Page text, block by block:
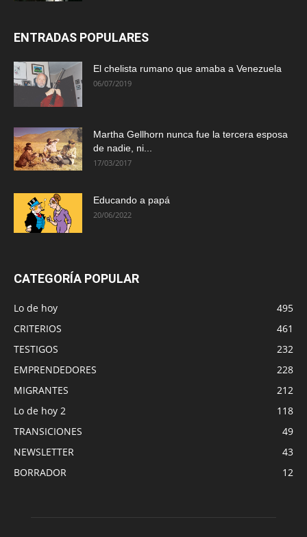
ENTRADAS POPULARES
El chelista rumano que amaba a Venezuela
06/07/2019
Martha Gellhorn nunca fue la tercera esposa
de nadie, ni...
17/03/2017
Educando a papá
20/06/2022
CATEGORÍA POPULAR
Lo de hoy
495
CRITERIOS
461
TESTIGOS
232
EMPRENDEDORES
228
MIGRANTES
212
Lo de hoy 2
118
TRANSICIONES
49
NEWSLETTER
43
BORRADOR
12